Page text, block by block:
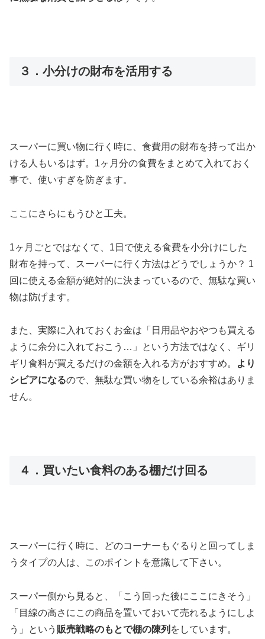
３．小分けの財布を活用する
スーパーに買い物に行く時に、食費用の財布を持って出か
ける人もいるはず。1ヶ月分の食費をまとめて入れておく
事で、使いすぎを防ぎます。
ここにさらにもうひと工夫。
1ヶ月ごとではなくて、1日で使える食費を小分けにした
財布を持って、スーパーに行く方法はどうでしょうか？ 1
回に使える金額が絶対的に決まっているので、無駄な買い
物は防げます。
また、実際に入れておくお金は「日用品やおやつも買える
ように余分に入れておこう…」という方法ではなく、ギリ
ギリ食料が買えるだけの金額を入れる方がおすすめ。
より
シビアになるので、無駄な買い物をしている余裕はありま
せん。
４．買いたい食料のある棚だけ回る
スーパーに行く時に、どのコーナーもぐるりと回ってしま
うタイプの人は、このポイントを意識して下さい。
スーパー側から見ると、「こう回った後にここにきそう」
「目線の高さにこの商品を置いておいて売れるようにしよ
う」という 販売戦略のもとで棚の陳列 をしています。